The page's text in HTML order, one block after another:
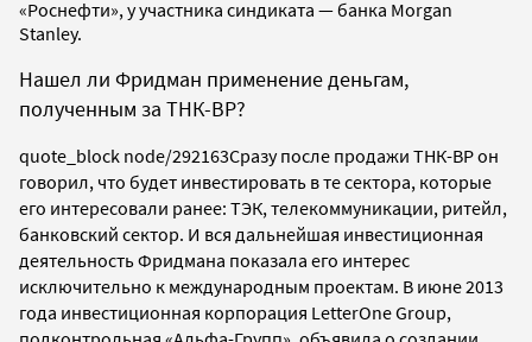
«Роснефти», у участника синдиката — банка Morgan
Stanley.
Нашел ли Фридман применение деньгам,
полученным за ТНК-ВР?
quote_block node/292163Сразу после продажи ТНК-ВР он
говорил, что будет инвестировать в те сектора, которые
его интересовали ранее: ТЭК, телекоммуникации, ритейл,
банковский сектор. И вся дальнейшая инвестиционная
деятельность Фридмана показала его интерес
исключительно к международным проектам. В июне 2013
года инвестиционная корпорация LetterOne Group,